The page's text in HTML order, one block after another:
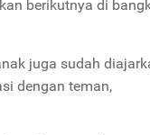
berikutnya di
juga sudah
dengan teman,